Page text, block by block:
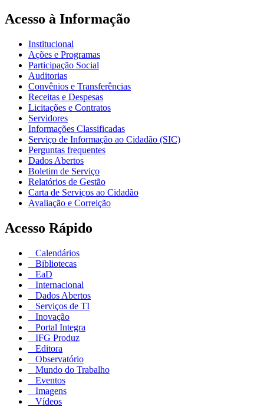
Acesso à Informação
Institucional
Ações e Programas
Participação Social
Auditorias
Convênios e Transferências
Receitas e Despesas
Licitações e Contratos
Servidores
Informações Classificadas
Serviço de Informação ao Cidadão (SIC)
Perguntas frequentes
Dados Abertos
Boletim de Serviço
Relatórios de Gestão
Carta de Serviços ao Cidadão
Avaliação e Correição
Acesso Rápido
Calendários
Bibliotecas
EaD
Internacional
Dados Abertos
Serviços de TI
Inovação
Portal Integra
IFG Produz
Editora
Observatório
Mundo do Trabalho
Eventos
Imagens
Vídeos